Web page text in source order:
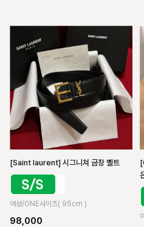
[Saint laurent] 시그니쳐 금장 벨트
여성/ONE사이즈( 95cm )
98,000